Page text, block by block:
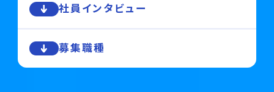
社員インタビュー
募集職種